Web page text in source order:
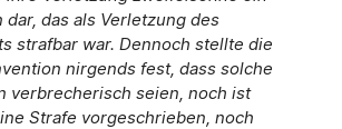
dar, das als Verletzung des
strafbar war. Dennoch stellte die
nirgends fest, dass solche
verbrecherisch seien, noch ist
Strafe vorgeschrieben, noch